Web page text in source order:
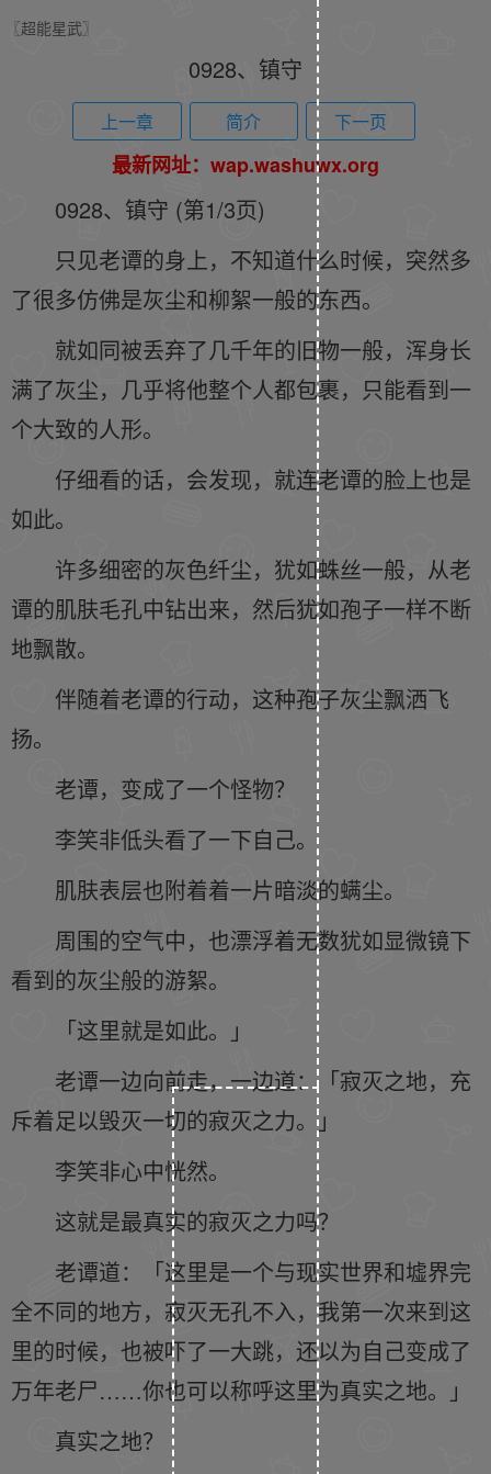
〖超能星武〗
0928、镇守
上一章 简介 下一页
最新网址：wap.washuwx.org
0928、镇守 (第1/3页)
只见老谭的身上，不知道什么时候，突然多
了很多仿佛是灰尘和柳絮一般的东西。
就如同被丢弃了几千年的旧物一般，浑身长
满了灰尘，几乎将他整个人都包裹，只能看到一
个大致的人形。
仔细看的话，会发现，就连老谭的脸上也是
如此。
许多细密的灰色纤尘，犹如蛛丝一般，从老
谭的肌肤毛孔中钻出来，然后犹如孢子一样不断
地飘散。
伴随着老谭的行动，这种孢子灰尘飘洒飞
扬。
老谭，变成了一个怪物？
李笑非低头看了一下自己。
肌肤表层也附着着一片暗淡的螨尘。
周围的空气中，也漂浮着无数犹如显微镜下
看到的灰尘般的游絮。
「这里就是如此。」
老谭一边向前走，一边道：「寂灭之地，充
斥着足以毁灭一切的寂灭之力。」
李笑非心中恍然。
这就是最真实的寂灭之力吗？
老谭道：「这里是一个与现实世界和墟界完
全不同的地方，寂灭无孔不入，我第一次来到这
里的时候，也被吓了一大跳，还以为自己变成了
万年老尸……你也可以称呼这里为真实之地。」
真实之地？